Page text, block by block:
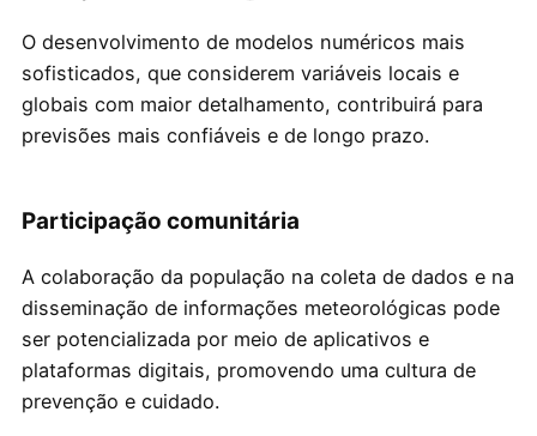
O desenvolvimento de modelos numéricos mais
sofisticados, que considerem variáveis locais e
globais com maior detalhamento, contribuirá para
previsões mais confiáveis e de longo prazo.
Participação comunitária
A colaboração da população na coleta de dados e na
disseminação de informações meteorológicas pode
ser potencializada por meio de aplicativos e
plataformas digitais, promovendo uma cultura de
prevenção e cuidado.